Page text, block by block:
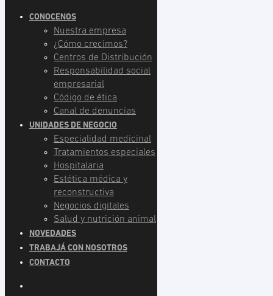
CONOCENOS
Nuestra empresa
¿Cómo crecimos?
Centros de Distribución
Responsabilidad social
empresarial
Código de ética
Canal de denuncias
UNIDADES DE NEGOCIO
Especialidad medicinal
Tratamientos especiales
Hospitalaria
Estética médica y
reconstructiva
Negocios digitales
Salud y nutrición animal
NOVEDADES
TRABAJÁ CON NOSOTROS
CONTACTO